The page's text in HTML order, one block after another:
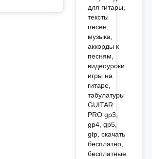
для гитары,
текcты
песен,
музыка,
аккорды к
песням,
видеоуроки
игры на
гитаре,
табулатуры
GUITAR
PRO gp3,
gp4, gp5,
gtp, скачать
бесплатно,
бесплатные